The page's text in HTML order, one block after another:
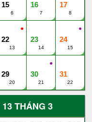
15
6
16
7
17
8
●
22
13
23
14
●
24
15
29
20
●
30
21
31
22
THÁNG 3